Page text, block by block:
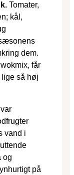
Tomater,
kål,
dem.
får
lige så høj
vand i
og
på